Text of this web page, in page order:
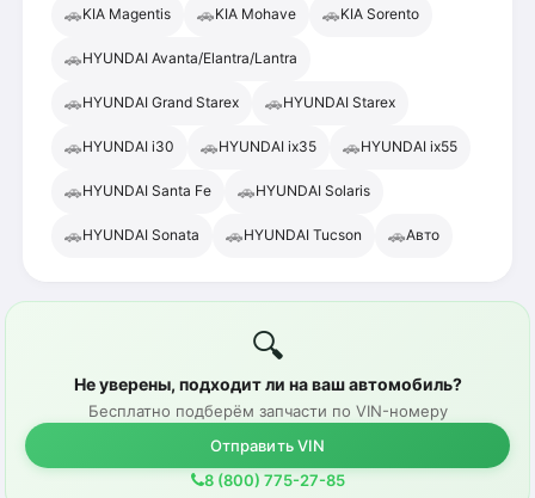
🚗KIA Magentis 🚗KIA Mohave 🚗KIA Sorento
🚗HYUNDAI Avanta/Elantra/Lantra
🚗HYUNDAI Grand Starex 🚗HYUNDAI Starex
🚗HYUNDAI i30 🚗HYUNDAI ix35 🚗HYUNDAI ix55
🚗HYUNDAI Santa Fe 🚗HYUNDAI Solaris
🚗HYUNDAI Sonata 🚗HYUNDAI Tucson 🚗Авто
🔍
Не уверены, подходит ли на ваш автомобиль?
Бесплатно подберём запчасти по VIN-номеру
Отправить VIN
8 (800) 775-27-85